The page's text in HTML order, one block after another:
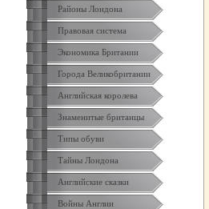
Районы Лондона
Правовая система
Экономика Британии
Города Великобритании
Английская королева
Знаменитые британцы
Типы обуви
Тайны Лондона
Английские сказки
Войны Англии